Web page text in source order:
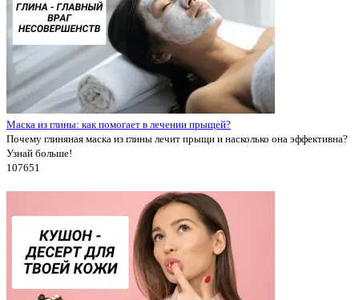
Маска из глины: как помогает в лечении прыщей?
Почему глиняная маска из глины лечит прыщи и насколько она эффективна?
Узнай больше!
107651